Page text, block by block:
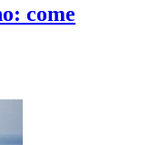
come